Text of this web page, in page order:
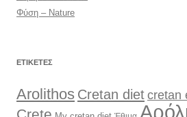
Φύση – Nature
ΕΤΙΚΈΤΕΣ
Arolithos Cretan dietcretan